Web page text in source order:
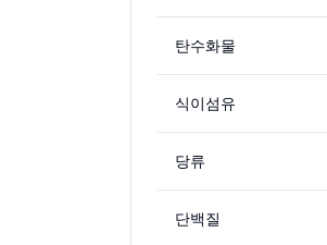
탄수화물
식이섬유
당류
단백질